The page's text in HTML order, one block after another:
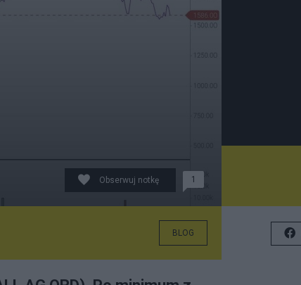
Obserwuj notkę 1
BLOG